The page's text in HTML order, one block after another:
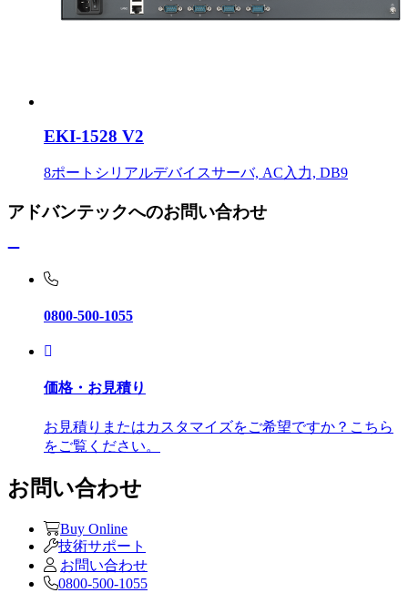
EKI-1528 V2
8ポートシリアルデバイスサーバ, AC入力, DB9
アドバンテックへのお問い合わせ
0800-500-1055
価格・お見積り
お見積りまたはカスタマイズをご希望ですか？こちら
をご覧ください。
お問い合わせ
Buy Online
技術サポート
お問い合わせ
0800-500-1055